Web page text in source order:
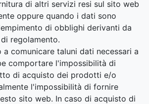
di altri servizi resi sul sito web
oppure quando i dati sono
di obblighi derivanti da
regolamento.
a comunicare taluni dati necessari a
comportare l'impossibilità di
di acquisto dei prodotti e/o
l'impossibilità di fornire
sito web. In caso di acquisto di